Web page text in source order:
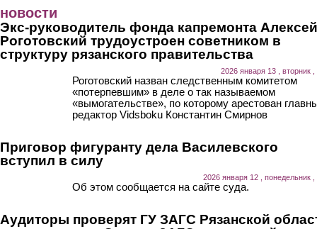
новости
Экс-руководитель фонда капремонта Алексей
Роготовский трудоустроен советником в
структуру рязанского правительства
2026 января 13 , вторник ,
Роготовский назван следственным комитетом
«потерпевшим» в деле о так называемом
«вымогательстве», по которому арестован
редактор Vidsboku Константин Смирнов
Приговор фигуранту дела Василевского
вступил в силу
2026 января 12 , понедельник ,
Об этом сообщается на сайте суда.
Аудиторы проверят ГУ ЗАГС Рязанской